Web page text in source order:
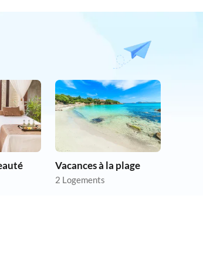
Vacances à la plage
2 Logements